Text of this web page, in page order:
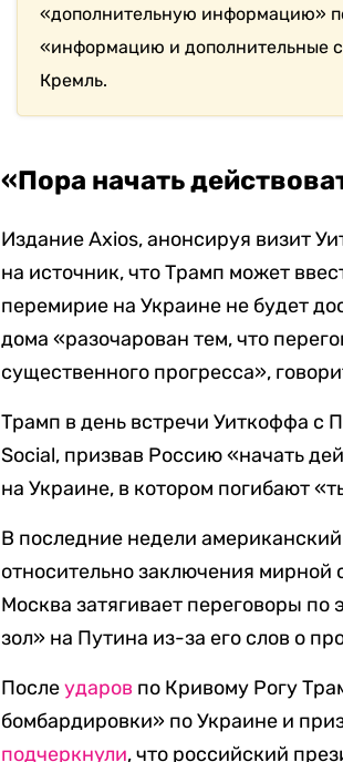
«дополнительную информацию»
«информацию и дополнительные
Кремль.
«Пора начать
Издание Axios, анонсируя визит
на источник, что Трамп может
перемирие на Украине не будет
дома «разочарован тем, что
существенного прогресса»,
Трамп в день встречи Уиткоффа с
Social, призвав Россию «начать
на Украине, в котором погибают
В последние недели
относительно заключения мирной
Москва затягивает переговоры по
зол» на Путина из-за его слов о
Послеударов по Кривому Рогу
бомбардировки» по Украине и
подчеркнули, что российский